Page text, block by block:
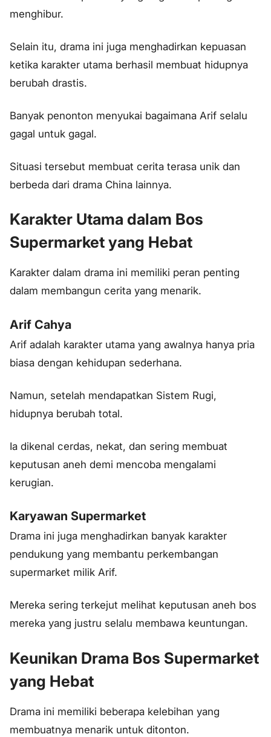
menghibur.
Selain itu, drama ini juga menghadirkan kepuasan
ketika karakter utama berhasil membuat hidupnya
berubah drastis.
Banyak penonton menyukai bagaimana Arif selalu
gagal untuk gagal.
Situasi tersebut membuat cerita terasa unik dan
berbeda dari drama China lainnya.
Karakter Utama dalam Bos
Supermarket yang Hebat
Karakter dalam drama ini memiliki peran penting
dalam membangun cerita yang menarik.
Arif Cahya
Arif adalah karakter utama yang awalnya hanya pria
biasa dengan kehidupan sederhana.
Namun, setelah mendapatkan Sistem Rugi,
hidupnya berubah total.
Ia dikenal cerdas, nekat, dan sering membuat
keputusan aneh demi mencoba mengalami
kerugian.
Karyawan Supermarket
Drama ini juga menghadirkan banyak karakter
pendukung yang membantu perkembangan
supermarket milik Arif.
Mereka sering terkejut melihat keputusan aneh bos
mereka yang justru selalu membawa keuntungan.
Keunikan Drama Bos Supermarket
yang Hebat
Drama ini memiliki beberapa kelebihan yang
membuatnya menarik untuk ditonton.